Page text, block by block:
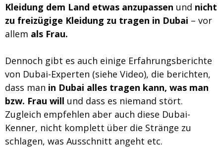
Kleidung dem Land etwas anzupassen und nicht
zu freizügige Kleidung zu tragen in Dubai – vor
allem als Frau.
Dennoch gibt es auch einige Erfahrungsberichte
von Dubai-Experten (siehe Video), die berichten,
dass man in Dubai alles tragen kann, was man
bzw. Frau will und dass es niemand stört.
Zugleich empfehlen aber auch diese Dubai-
Kenner, nicht komplett über die Stränge zu
schlagen, was Ausschnitt angeht etc.